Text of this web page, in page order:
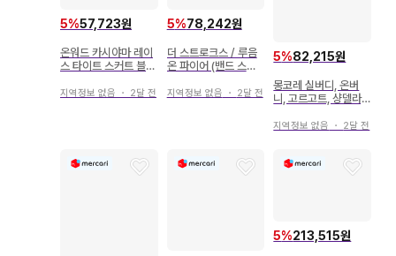
5%57,723원
온워드 카시야마 레이
스 타이트 스커트 블랙
지역정보 없음 ・ 2달 전
5%78,242원
더 스트로크스 / 루음
온 파이어 (밴드 스코
지역정보 없음 ・ 2달 전
5%82,215원
몽코레 실버디, 온버
니, 고르고트, 샹델라,
지역정보 없음 ・ 2달 전
5%213,515원